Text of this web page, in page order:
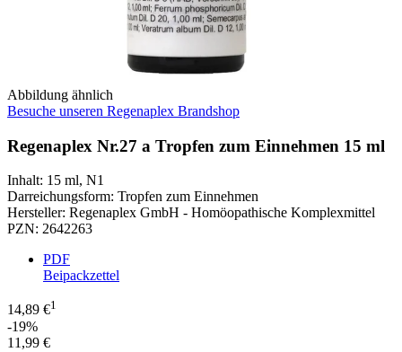
Abbildung ähnlich
Besuche unseren Regenaplex Brandshop
Regenaplex Nr.27 a Tropfen zum Einnehmen 15 ml
Inhalt: 15 ml, N1
Darreichungsform: Tropfen zum Einnehmen
Hersteller: Regenaplex GmbH - Homöopathische Komplexmittel
PZN: 2642263
PDF
Beipackzettel
14,89 €1
-19%
11,99 €